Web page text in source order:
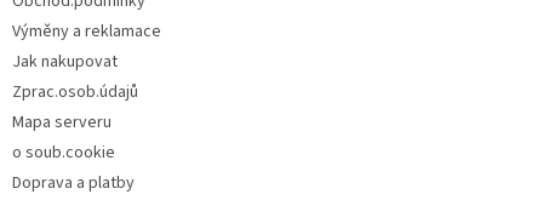
Výměny a reklamace
Jak nakupovat
Zprac.osob.údajů
Mapa serveru
o soub.cookie
Doprava a platby